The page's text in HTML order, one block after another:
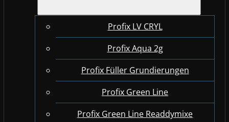
Profix LV CRYL
Profix Aqua 2g
Profix Füller Grundierungen
Profix Green Line
Profix Green Line Readdymixe